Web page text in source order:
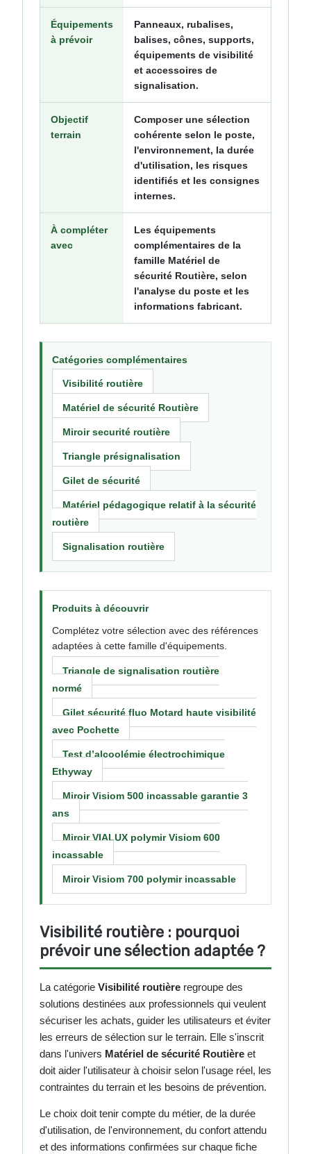
Équipements
à prévoir
Panneaux, rubalises,
balises, cônes, supports,
équipements de visibilité
et accessoires de
signalisation.
Objectif
terrain
Composer une sélection
cohérente selon le poste,
l'environnement, la durée
d'utilisation, les risques
identifiés et les consignes
internes.
À compléter
avec
Les équipements
complémentaires de la
famille Matériel de
sécurité Routière, selon
l'analyse du poste et les
informations fabricant.
Catégories complémentaires
Visibilité routière
Matériel de sécurité Routière
Miroir securité routière
Triangle présignalisation
Gilet de sécurité
Matériel pédagogique relatif à la sécurité
routière
Signalisation routière
Produits à découvrir
Complétez votre sélection avec des références
adaptées à cette famille d'équipements.
Triangle de signalisation routière
normé
Gilet sécurité fluo Motard haute visibilité
avec Pochette
Test d’alcoolémie électrochimique
Ethyway
Miroir Visiom 500 incassable garantie 3
ans
Miroir VIALUX polymir Visiom 600
incassable
Miroir Visiom 700 polymir incassable
Visibilité routière : pourquoi
prévoir une sélection adaptée ?
La catégorie Visibilité routière regroupe des
solutions destinées aux professionnels qui veulent
sécuriser les achats, guider les utilisateurs et éviter
les erreurs de sélection sur le terrain. Elle s'inscrit
dans l'univers Matériel de sécurité Routière et
doit aider l'utilisateur à choisir selon l'usage réel, les
contraintes du terrain et les besoins de prévention.
Le choix doit tenir compte du métier, de la durée
d'utilisation, de l'environnement, du confort attendu
et des informations confirmées sur chaque fiche